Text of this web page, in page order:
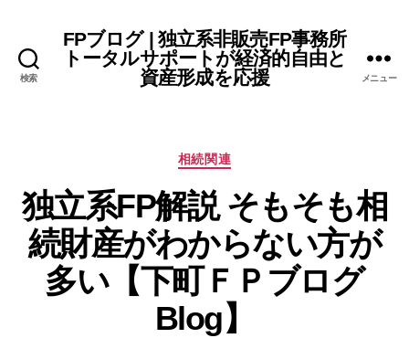
検索
FPブログ | 独立系非販売FP事務所
トータルサポートが経済的自由と
資産形成を応援
メニュー
カ
ゴ
リ
ー
相続関連
独立系FP解説 そもそも相
続財産がわからない方が
多い【下町ＦＰブログ
Blog】